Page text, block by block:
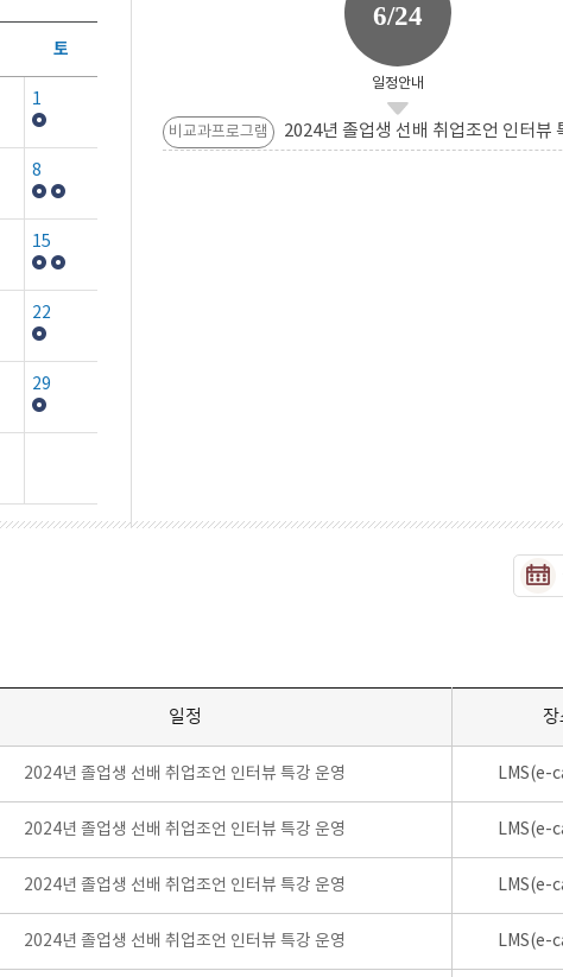
토
1
8
15
22
29
6/24
일정안내
비교과프로그램 2024년 졸업생 선배 취업조언 인터뷰
일정 장
2024년 졸업생 선배 취업조언 인터뷰 특강 운영 LMS(e-
2024년 졸업생 선배 취업조언 인터뷰 특강 운영 LMS(e-
2024년 졸업생 선배 취업조언 인터뷰 특강 운영 LMS(e-
2024년 졸업생 선배 취업조언 인터뷰 특강 운영 LMS(e-